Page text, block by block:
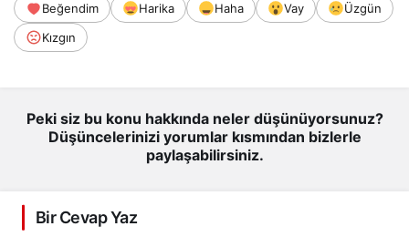
Beğendim Harika Haha Vay
Üzgün
Kızgın
Peki siz bu konu hakkında neler düşünüyorsunuz?
Düşüncelerinizi yorumlar kısmından bizlerle
paylaşabilirsiniz.
Bir Cevap Yaz